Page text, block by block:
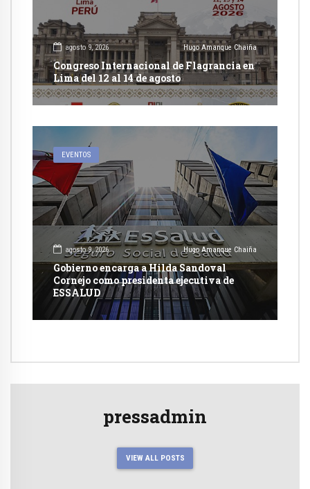
agosto 9, 2026 Hugo Amanque Chaiña
Congreso Internacional de Flagrancia en
Lima del 12 al 14 de agosto
EVENTOS
agosto 9, 2026 Hugo Amanque Chaiña
Gobierno encarga a Hilda Sandoval
Cornejo como presidenta ejecutiva de
ESSALUD
pressadmin
VIEW ALL POSTS